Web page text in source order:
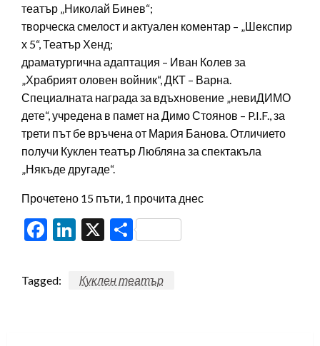
театър „Николай Бинев“;
творческа смелост и актуален коментар – „Шекспир
х 5“, Театър Хенд;
драматургична адаптация – Иван Колев за
„Храбрият оловен войник“, ДКТ – Варна.
Специалната награда за вдъхновение „невиДИМО
дете“, учредена в памет на Димо Стоянов – P.I.F., за
трети път бе връчена от Мария Банова. Отличието
получи Куклен театър Любляна за спектакъла
„Някъде другаде“.
Прочетено 15 пъти, 1 прочита днес
Facebook
LinkedIn
X Share
Tagged: Куклен театър